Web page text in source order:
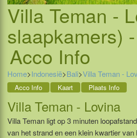
Villa Teman -
slaapkamers) -
Acco Info
Home>Indonesië>Bali>Villa Teman -
Acco Info Kaart Plaats Info
Villa Teman - Lovina
Villa Teman ligt op 3 minuten loopafstand
van het strand en een klein kwartier van